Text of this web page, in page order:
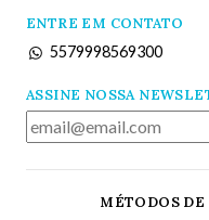
ENTRE EM CONTATO
5579998569300
ASSINE NOSSA
MÉTODOS DE